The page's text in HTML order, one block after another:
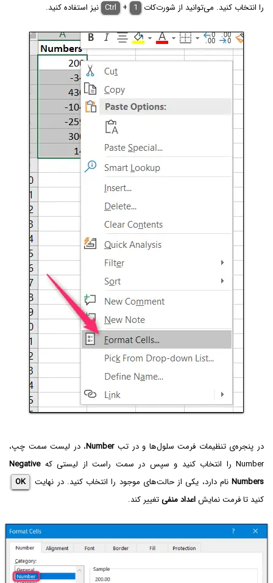
را انتخاب کنید. می‌توانید از شورت‌کات
Ctrl + 1 نیز استفاده کنید.
در پنجره‌ی تنظیمات فرمت سلول‌ها و در تبNumber، در لیست سمت چپ،
Number را انتخاب کنید و سپس در سمت راست از لیستی که
Negative
Numbers نام دارد، یکی از حالت‌های موجود را انتخاب کنید. در نهایت
OK
کنید تا فرمت نمایشاعداد منفیتغییر کند.